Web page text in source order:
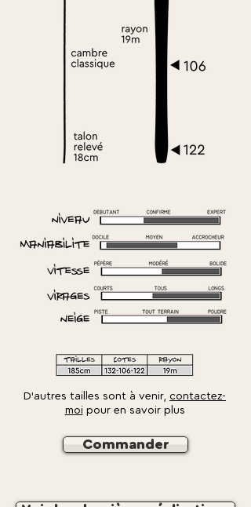
D'autres tailles sont à venir, contactez-
moi pour en savoir plus
Commander